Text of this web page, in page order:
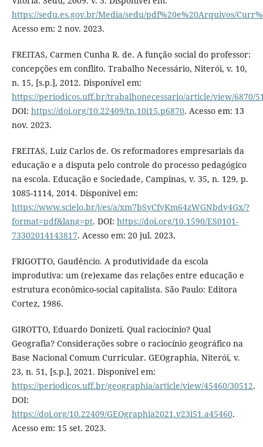
https://sedu.es.gov.br/Media/sedu/pdf%20e%20Arquivos/
Acesso em: 2 nov. 2023.
FREITAS, Carmen Cunha R. de. A função social do professor:
concepções em conflito. Trabalho Necessário, Niterói, v. 10,
n. 15, [s.p.], 2012. Disponível em:
https://periodicos.uff.br/trabalhonecessario/article/view/6870/
DOI: https://doi.org/10.22409/tn.10i15.p6870. Acesso em: 13
nov. 2023.
FREITAS, Luiz Carlos de. Os reformadores empresariais da
educação e a disputa pelo controle do processo pedagógico
na escola. Educação e Sociedade, Campinas, v. 35, n. 129, p.
1085-1114, 2014. Disponível em:
https://www.scielo.br/j/es/a/xm7bSyCfyKm64zWGNbdy4Gx/?
format=pdf&lang=pt. DOI: https://doi.org/10.1590/ES0101-
73302014143817. Acesso em: 20 jul. 2023.
FRIGOTTO, Gaudêncio. A produtividade da escola
improdutiva: um (re)exame das relações entre educação e
estrutura econômico-social capitalista. São Paulo: Editora
Cortez, 1986.
GIROTTO, Eduardo Donizeti. Qual raciocínio? Qual
Geografia? Considerações sobre o raciocínio geográfico na
Base Nacional Comum Curricular. GEOgraphia, Niterói, v.
23, n. 51, [s.p.], 2021. Disponível em:
https://periodicos.uff.br/geographia/article/view/45460/30512.
DOI:
https://doi.org/10.22409/GEOgraphia2021.v23i51.a45460.
Acesso em: 15 set. 2023.